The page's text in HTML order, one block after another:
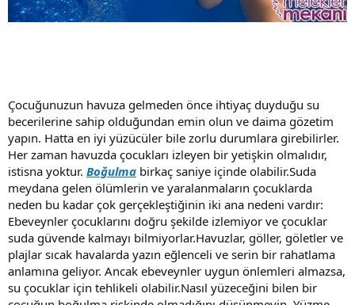
Çocuğunuzun havuza gelmeden önce ihtiyaç duyduğu su
becerilerine sahip olduğundan emin olun ve daima gözetim
yapın. Hatta en iyi yüzücüler bile zorlu durumlara girebilirler.
Her zaman havuzda çocukları izleyen bir yetişkin olmalıdır,
istisna yoktur. Boğulma birkaç saniye içinde olabilir.Suda
meydana gelen ölümlerin ve yaralanmaların çocuklarda
neden bu kadar çok gerçekleştiğinin iki ana nedeni vardır:
Ebeveynler çocuklarını doğru şekilde izlemiyor ve çocuklar
suda güvende kalmayı bilmiyorlar.Havuzlar, göller, göletler ve
plajlar sıcak havalarda yazın eğlenceli ve serin bir rahatlama
anlamına geliyor. Ancak ebeveynler uygun önlemleri almazsa,
su çocuklar için tehlikeli olabilir.Nasıl yüzeceğini bilen bir